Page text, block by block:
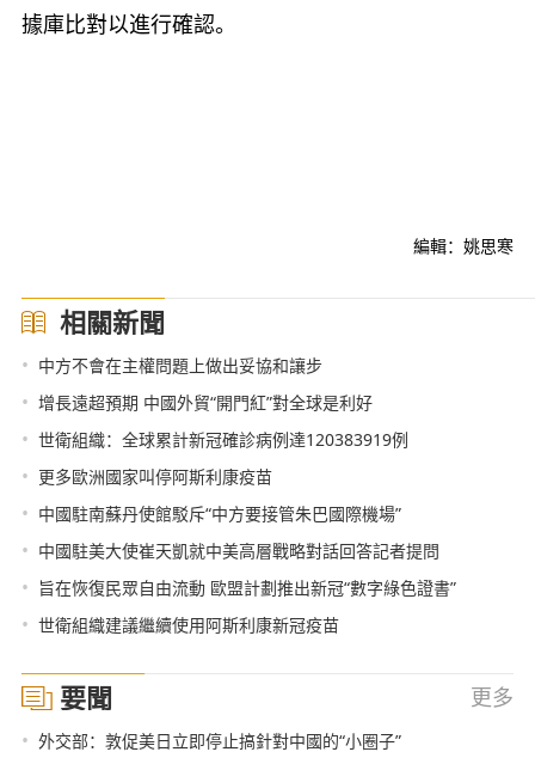
據庫比對以進行確認。
編輯：姚思寒
相關新聞
• 中方不會在主權問題上做出妥協和讓步
• 增長遠超預期 中國外貿“開門紅”對全球是利好
• 世衛組織：全球累計新冠確診病例達120383919例
• 更多歐洲國家叫停阿斯利康疫苗
• 中國駐南蘇丹使館駁斥“中方要接管朱巴國際機場”
• 中國駐美大使崔天凱就中美高層戰略對話回答記者提問
• 旨在恢復民眾自由流動 歐盟計劃推出新冠“數字綠色證書”
• 世衛組織建議繼續使用阿斯利康新冠疫苗
要聞 更多
• 外交部：敦促美日立即停止搞針對中國的“小圈子”